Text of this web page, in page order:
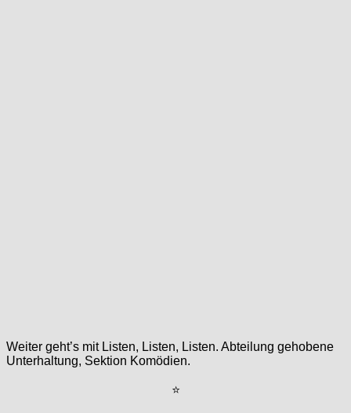
Weiter geht’s mit Listen, Listen, Listen. Abteilung gehobene
Unterhaltung, Sektion Komödien.
⭐